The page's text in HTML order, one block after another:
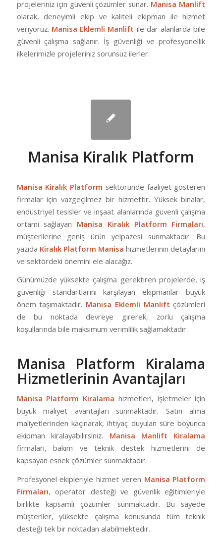
projeleriniz için güvenli çözümler sunar. Manisa Manlift
olarak, deneyimli ekip ve kaliteli ekipman ile hizmet
veriyoruz. Manisa Eklemli Manlift ile dar alanlarda bile
güvenli çalışma sağlanır. İş güvenliği ve profesyonellik
ilkelerimizle projeleriniz sorunsuz ilerler.
Manisa Kiralık Platform
Manisa Kiralık Platform sektöründe faaliyet gösteren
firmalar için vazgeçilmez bir hizmettir. Yüksek binalar,
endüstriyel tesisler ve inşaat alanlarında güvenli çalışma
ortamı sağlayan Manisa Kiralık Platform Firmaları,
müşterilerine geniş ürün yelpazesi sunmaktadır. Bu
yazıda Kiralık Platform Manisa hizmetlerinin detaylarını
ve sektördeki önemini ele alacağız.
Günümüzde yüksekte çalışma gerektiren projelerde, iş
güvenliği standartlarını karşılayan ekipmanlar büyük
önem taşımaktadır. Manisa Eklemli Manlift çözümleri
de bu noktada devreye girerek, zorlu çalışma
koşullarında bile maksimum verimlilik sağlamaktadır.
Manisa Platform Kiralama
Hizmetlerinin Avantajları
Manisa Platform Kiralama hizmetleri, işletmeler için
büyük maliyet avantajları sunmaktadır. Satın alma
maliyetlerinden kaçınarak, ihtiyaç duyulan süre boyunca
ekipman kiralayabilirsiniz. Manisa Manlift Kiralama
firmaları, bakım ve teknik destek hizmetlerini de
kapsayan esnek çözümler sunmaktadır.
Profesyonel ekipleriyle hizmet veren Manisa Platform
Firmaları, operatör desteği ve güvenlik eğitimleriyle
birlikte kapsamlı çözümler sunmaktadır. Bu sayede
müşteriler, yüksekte çalışma konusunda tüm teknik
desteği tek bir noktadan alabilmektedir.